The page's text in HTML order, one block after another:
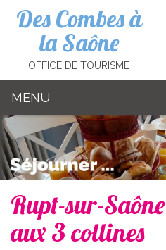
Des Combes à
la Saône
OFFICE DE TOURISME
MENU
Rupt-sur-
aux 3 collines